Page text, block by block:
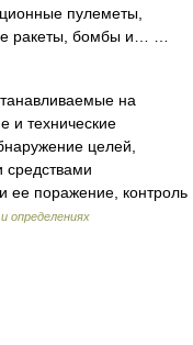
пулеметы,
ракеты, бомбы и… …
на
и технические
целей,
средствами
ее поражение, контроль
определениях